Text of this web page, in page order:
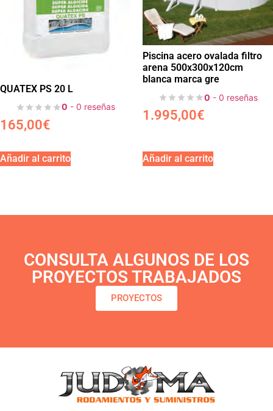
QUATEX PS 20 L
0 - 0 reseñas
165,00€
Añadir al carrito
Piscina acero ovalada filtro
arena 500x300x120cm
blanca marca gre
0 - 0 reseñas
1.995,00€
Añadir al carrito
CONSULTA ALGUNOS DE LOS
PROYECTOS TRABAJADOS
PROYECTOS